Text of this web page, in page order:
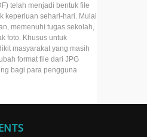
telah menjadi bentuk file
keperluan sehari-hari. Mulai
memenuhi tugas sekolah,
foto. Khusus untuk
masyarakat yang masih
format file dari JPG
bagi para pengguna